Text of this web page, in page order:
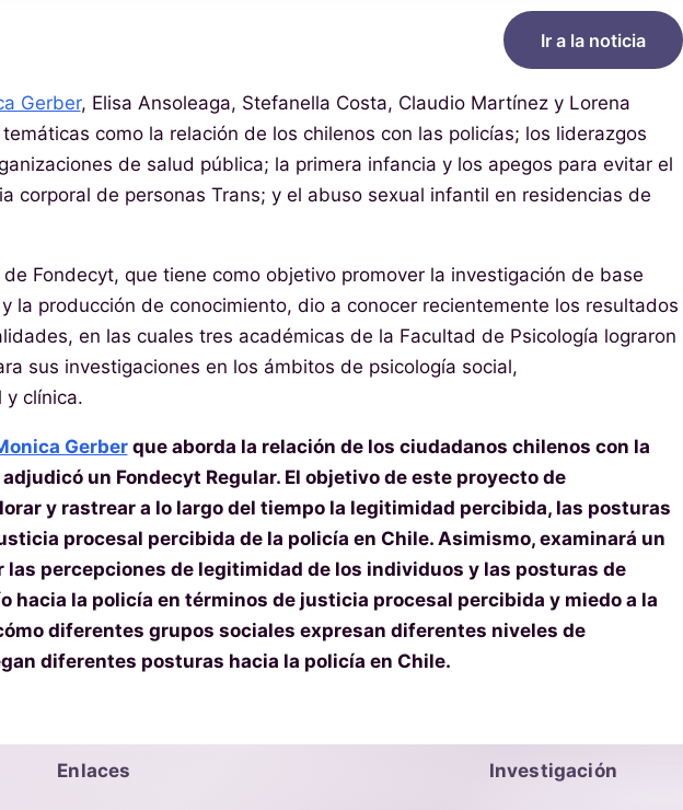
Ir a la noticia
Gerber, Elisa Ansoleaga, Stefanella Costa, Claudio Martínez y Lorena
como la relación de los chilenos con las policías; los liderazgos
de salud pública; la primera infancia y los apegos para evitar el
corporal de personas Trans; y el abuso sexual infantil en residencias de
Fondecyt, que tiene como objetivo promover la investigación de base
la producción de conocimiento, dio a conocer recientemente los resultados
en las cuales tres académicas de la Facultad de Psicología lograron
sus investigaciones en los ámbitos de psicología social,
y clínica.
Gerberque aborda la relación de los ciudadanos chilenos con la
un Fondecyt Regular. El objetivo de este proyecto de
y rastrear a lo largo del tiempo la legitimidad percibida, las posturas
procesal percibida de la policía en Chile. Asimismo, examinará un
las percepciones de legitimidad de los individuos y las posturas de
hacia la policía en términos de justicia procesal percibida y miedo a la
diferentes grupos sociales expresan diferentes niveles de
diferentes posturas hacia la policía en Chile.
Enlaces Investigación